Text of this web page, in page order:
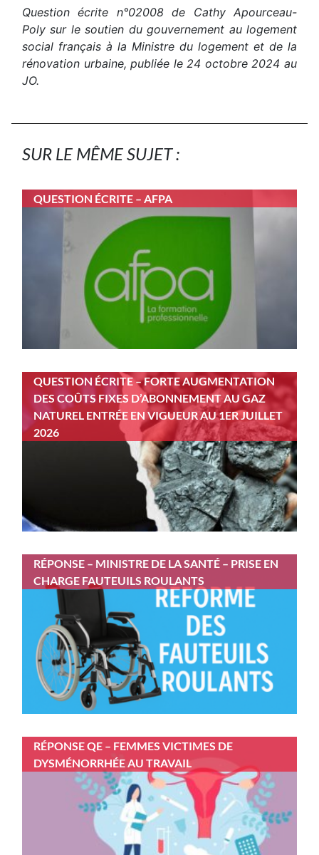
Question écrite n°02008 de Cathy Apourceau-
Poly sur le soutien du gouvernement au logement
social français à la Ministre du logement et de la
rénovation urbaine, publiée le 24 octobre 2024 au
JO.
SUR LE MÊME SUJET :
QUESTION ÉCRITE – AFPA
QUESTION ÉCRITE – FORTE AUGMENTATION
DES COÛTS FIXES D’ABONNEMENT AU GAZ
NATUREL ENTRÉE EN VIGUEUR AU 1ER JUILLET
2026
RÉPONSE – MINISTRE DE LA SANTÉ – PRISE EN
CHARGE FAUTEUILS ROULANTS
RÉPONSE QE – FEMMES VICTIMES DE
DYSMÉNORRHÉE AU TRAVAIL